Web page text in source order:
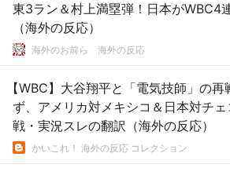
東3ラン＆村上満塁弾！日本がWBC4
（海外の反応）
海外のお前ら 海外の反応
【WBC】大谷翔平と「電気技師」の再
ず、アメリカ対メキシコ＆日本対チェ
戦・実況スレの翻訳（海外の反応）
かいこれ！ 海外の反応 コレクション